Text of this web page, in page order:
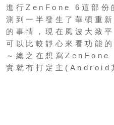
進行ZenFone 6這部份
測到一半發生了華碩重
的事情，現在風波大致
可以比較靜心來看功能
～總之在想寫ZenFone
實就有打定主(Android